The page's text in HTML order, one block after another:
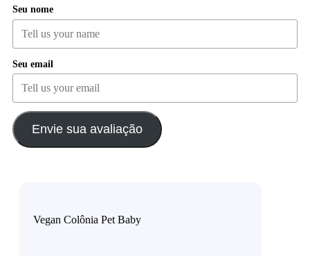
Seu nome
Seu email
Envie sua avaliação
Vegan Colônia Pet Baby